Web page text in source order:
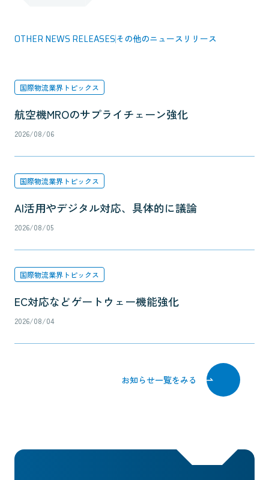
OTHER NEWS RELEASES その他のニュースリリース
国際物流業界トピックス
航空機MROのサプライチェーン強化
2026/08/06
国際物流業界トピックス
AI活用やデジタル対応、具体的に議論
2026/08/05
国際物流業界トピックス
EC対応などゲートウェー機能強化
2026/08/04
お知らせ一覧をみる